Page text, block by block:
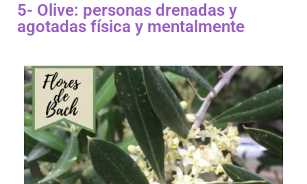
5- Olive: personas drenadas y
agotadas física y mentalmente